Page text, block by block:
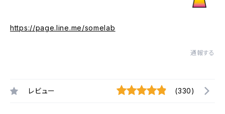
https://page.line.me/somelab
通報する
レビュー (330)